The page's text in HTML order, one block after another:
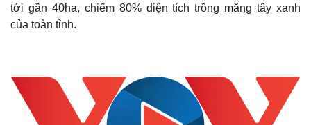
tới gần 40ha, chiếm 80% diện tích trồng măng tây xanh
của toàn tỉnh.